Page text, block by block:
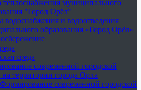
теплоснабжения муниципального
"Город Орёл"
водоснабжения и водоотведения
образования «Город Орёл»
среда
современной городской
территории города Орла
Формирование современной городской